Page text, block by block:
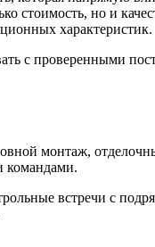
стоимость, но и
характеристик.
с проверенными
монтаж,
командами.
встречи с